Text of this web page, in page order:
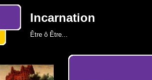
Incarnation
Être ô Être...